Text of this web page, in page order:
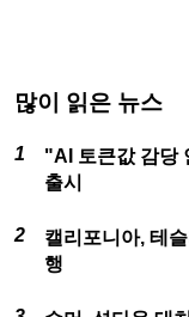
많이 읽은 뉴스
"AI 토큰값 감당
출시
캘리포니아, 테
행